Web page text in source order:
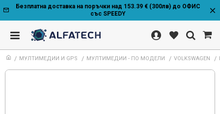
Безплатна доставка на поръчки над 153.39 € (300лв) до ОФИС
със SPEEDY
МУЛТИМЕДИИ И GPS МУЛТИМЕДИИ - ПО МОДЕЛИ VOLKSWAGEN